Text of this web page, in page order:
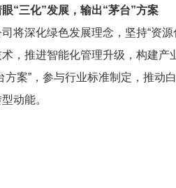
“三化”发展，输出“茅台”方案
将深化绿色发展理念，坚持“资
，推进智能化管理升级，构建
方案”，参与行业标准制定，推动
动能。